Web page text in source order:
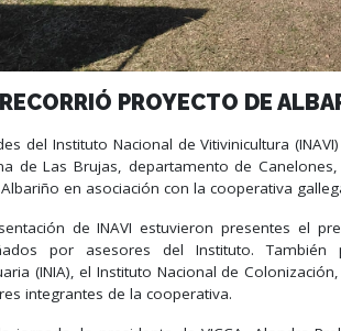
PROYECTO DE
del Instituto Nacional de Vitivinicultura
de Las Brujas, departamento de
en asociación con la cooperativa
de INAVI estuvieron presentes el
por asesores del Instituto. También
(INIA), el Instituto Nacional de
integrantes de la cooperativa.